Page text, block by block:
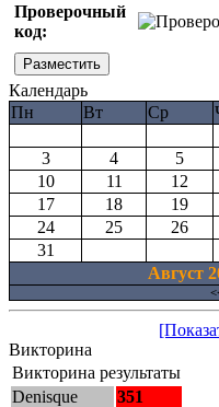
Проверочный
код:
Календарь
Пн
Вт Ср
3
4 5
10
11 12
17
18 19
24
25 26
31
Август
Викторина
Викторина результаты
Denisque
351